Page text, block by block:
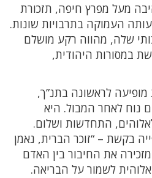
מעל מפרץ חיפה, תזכורת
העמוקה בתרבויות שונות.
שלה, מהווה רקע מושלם
במסורות היהודית,
לראשונה בתנ”ך,
נוח לאחר המבול. היא
התחדשות ושלום.
בקשת – “זוכר הברית, נאמן
את החיבור בין האדם
לשמור על הבריאה.